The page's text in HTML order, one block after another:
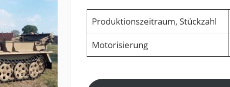
Produktionszeitraum, Stückzahl
Motorisierung